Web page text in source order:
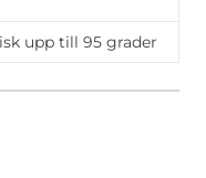
upp till 95 grader